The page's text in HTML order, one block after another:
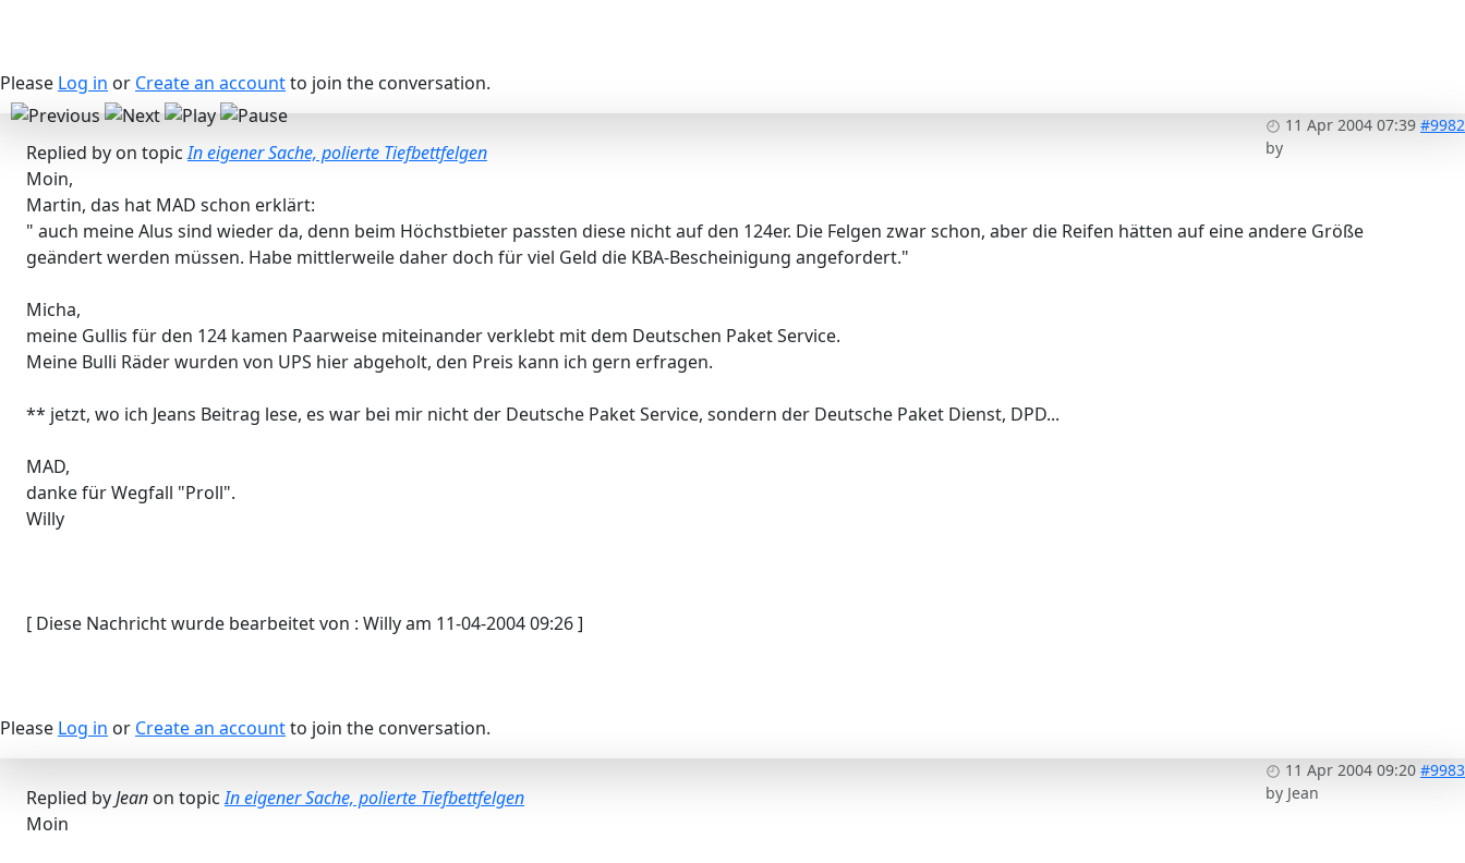
Please Log in or Create an accountto join the conversation.
11 Apr 2004 07:39 #9982
by
Replied byon topicIn eigener Sache, polierte Tiefbettfelgen
Moin,
Martin, das hat MAD schon erklärt:
" auch meine Alus sind wieder da, denn beim Höchstbieter passten diese nicht auf den 124er. Die Felgen zwar schon, aber die Reifen hätten auf eine andere Größe
geändert werden müssen. Habe mittlerweile daher doch für viel Geld die KBA-Bescheinigung angefordert."
Micha,
meine Gullis für den 124 kamen Paarweise miteinander verklebt mit dem Deutschen Paket Service.
Meine Bulli Räder wurden von UPS hier abgeholt, den Preis kann ich gern erfragen.
** jetzt, wo ich Jeans Beitrag lese, es war bei mir nicht der Deutsche Paket Service, sondern der Deutsche Paket Dienst, DPD...
MAD,
danke für Wegfall "Proll".
Willy
[ Diese Nachricht wurde bearbeitet von : Willy am 11-04-2004 09:26 ]
Please Log in or Create an accountto join the conversation.
11 Apr 2004 09:20 #9983
by Jean
Replied byJeanon topicIn eigener Sache, polierte Tiefbettfelgen
Moin